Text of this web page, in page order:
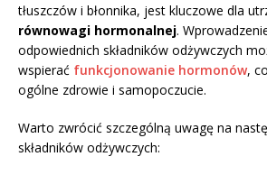
tłuszczów i błonnika, jest kluczowe dla
równowagi hormonalnej.
odpowiednich składników odżywczych
wspierać funkcjonowanie hormonów,
ogólne zdrowie i samopoczucie.
Warto zwrócić szczególną uwagę na
składników odżywczych: